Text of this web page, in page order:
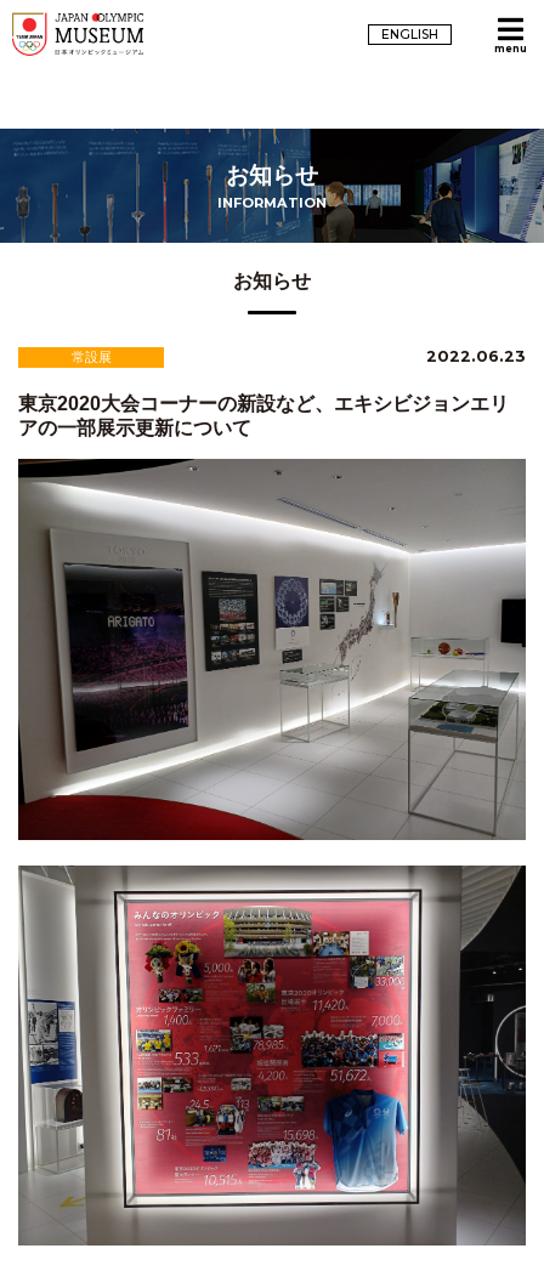
ENGLISH
menu
お知らせ
INFORMATION
お知らせ
常設展 2022.06.23
東京2020大会コーナーの新設など、エキシビジョンエリ
アの一部展示更新について